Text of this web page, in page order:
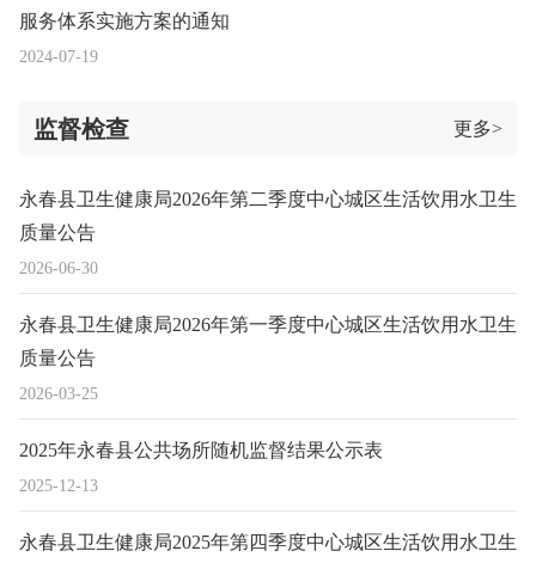
2024-07-19
服务体系实施方案的通知
监督检查 更多>
2026-06-30
永春县卫生健康局2026年第二季度中心城区生活饮用水卫生
质量公告
2026-03-25
永春县卫生健康局2026年第一季度中心城区生活饮用水卫生
质量公告
2025-12-13
2025年永春县公共场所随机监督结果公示表
永春县卫生健康局2025年第四季度中心城区生活饮用水卫生